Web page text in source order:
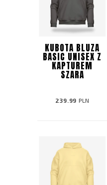
KUBOTA BLUZA
BASIC UNISEX Z
KAPTUREM
SZARA
239.99 PLN